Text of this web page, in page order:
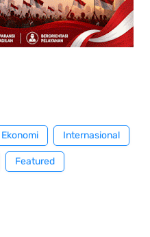
Ekonomi Internasional
Featured